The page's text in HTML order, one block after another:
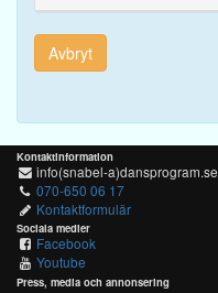
Avbryt
Kontaktinformation
info(snabel-a)dansprogram.se
070-650 06 17
Kontaktformulär
Sociala medier
Facebook
Youtube
Press, media och annonsering